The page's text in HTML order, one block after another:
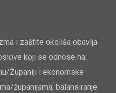
i zaštite okoliša obavlja
koji se odnose na:
Županiji i ekonomske
županijama; balansiranje